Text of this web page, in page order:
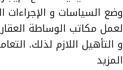
وضع السياسات و الإجراءات
لعمل مكاتب الوساطة
و التأهيل اللازم لذلك.
المزيد